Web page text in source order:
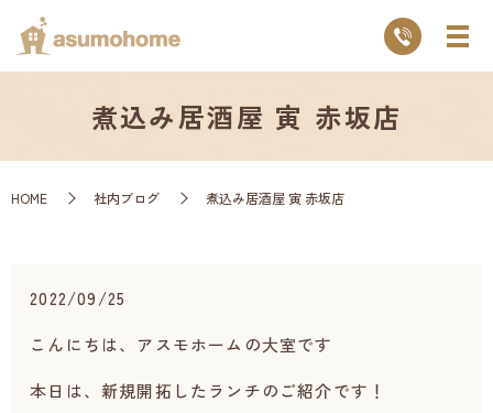
煮込み居酒屋 寅 赤坂店
HOME 社内ブログ 煮込み居酒屋 寅 赤坂店
2022/09/25
こんにちは、アスモホームの大室です
本日は、新規開拓したランチのご紹介です！